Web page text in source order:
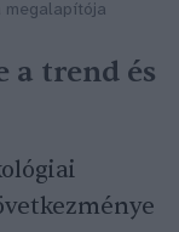
megalapítója
a trend és